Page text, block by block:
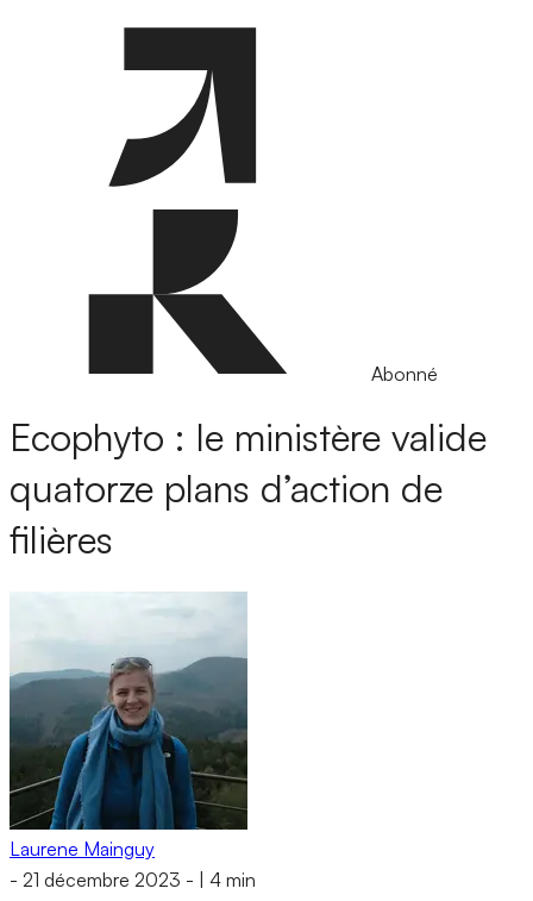
Abonné
Ecophyto : le ministère valide
quatorze plans d’action de
filières
Laurene Mainguy
- 21 décembre 2023 - 4 min